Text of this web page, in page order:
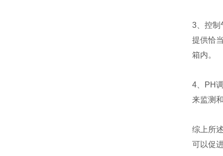
3、控制
提供恰
箱内。
4、PH
来监测
综上所
可以促